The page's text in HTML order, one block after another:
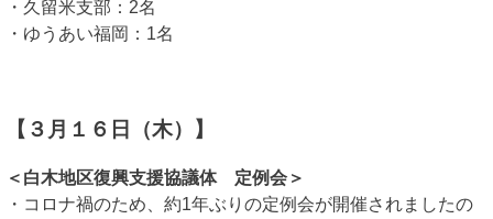
・久留米支部：2名
・ゆうあい福岡：1名
【３月１６日（木）】
＜白木地区復興支援協議体 定例会＞
・コロナ禍のため、約1年ぶりの定例会が開催されましたの